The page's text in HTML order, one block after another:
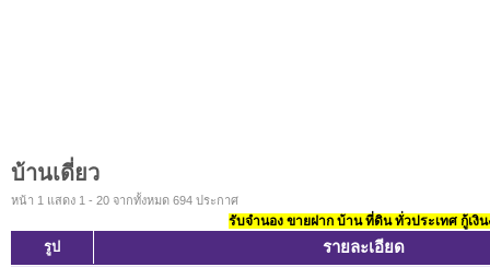
บ้านเดี่ยว
หน้า 1 แสดง 1 - 20 จากทั้งหมด 694 ประกาศ
รับจำนอง ขายฝาก บ้าน ที่ดิน ทั่วประเทศ กู้เงิ
รูป รายละเอียด